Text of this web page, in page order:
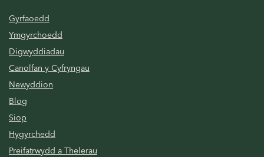
Gyrfaoedd
Ymgyrchoedd
Digwyddiadau
Canolfan y Cyfryngau
Newyddion
Blog
Siop
Hygyrchedd
Preifatrwydd a Thelerau